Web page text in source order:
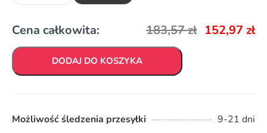
Cena całkowita: 183,57zł 152,97 zł
DODAJ DO KOSZYKA
Możliwość śledzenia przesyłki
9-21 dni